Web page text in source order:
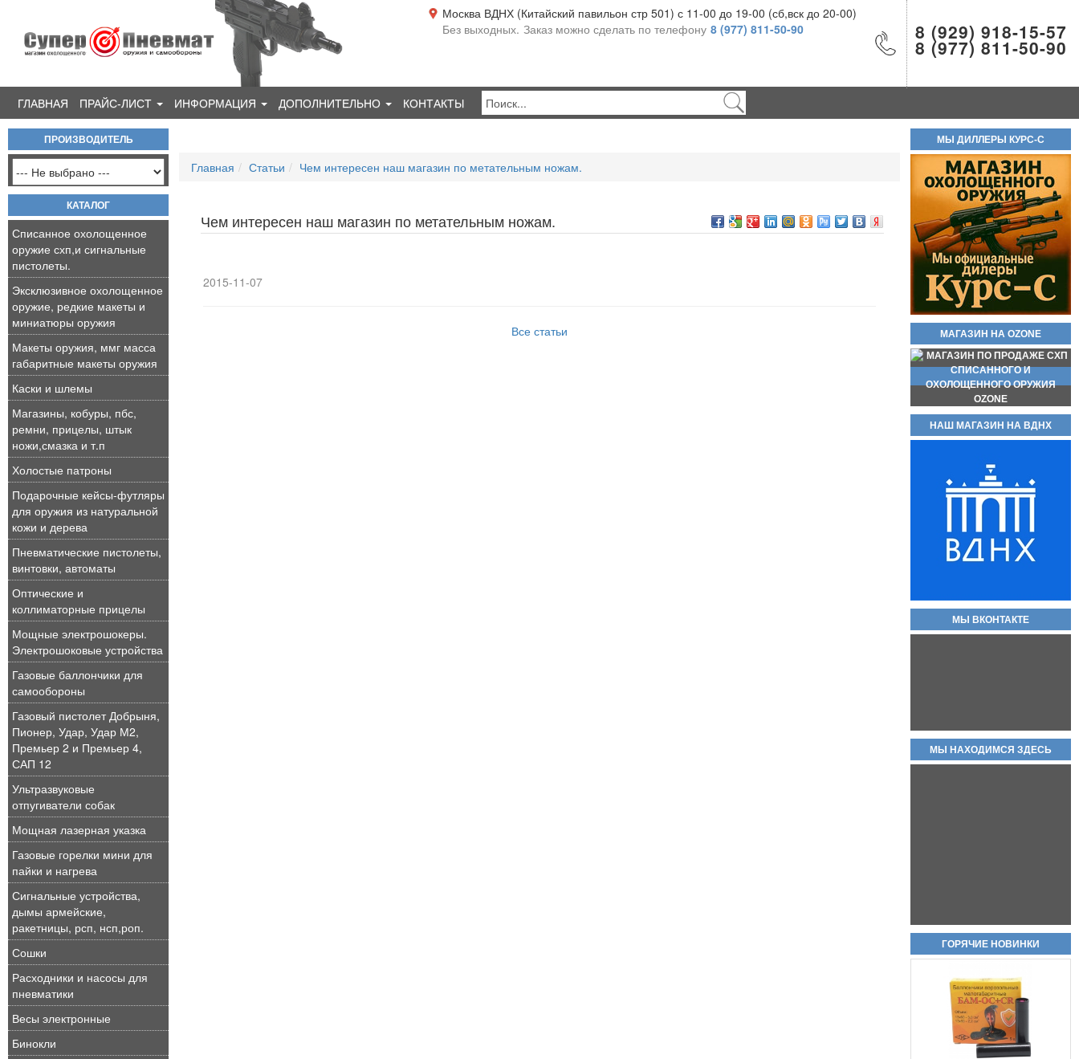
Москва ВДНХ (Китайский павильон стр 501) с 11-00 до 19-00 (сб,вск до 20-00)
Без выходных. Заказ можно сделать по телефону 8 (977) 811-50-90 8 (929) 918-15-57
8 (977) 811-50-90
ГЛАВНАЯ ПРАЙС-ЛИСТ ИНФОРМАЦИЯ ДОПОЛНИТЕЛЬНО КОНТАКТЫ
ПРОИЗВОДИТЕЛЬ
КАТАЛОГ
Списанное охолощенное
оружие схп,и сигнальные
пистолеты.
Эксклюзивное охолощенное
оружие, редкие макеты и
миниатюры оружия
Макеты оружия, ммг масса
габаритные макеты оружия
Каски и шлемы
Магазины, кобуры, пбс,
ремни, прицелы, штык
ножи,смазка и т.п
Холостые патроны
Подарочные кейсы-футляры
для оружия из натуральной
кожи и дерева
Пневматические пистолеты,
винтовки, автоматы
Оптические и
коллиматорные прицелы
Мощные электрошокеры.
Электрошоковые устройства
Газовые баллончики для
самообороны
Газовый пистолет Добрыня,
Пионер, Удар, Удар М2,
Премьер 2 и Премьер 4,
САП 12
Ультразвуковые
отпугиватели собак
Мощная лазерная указка
Газовые горелки мини для
пайки и нагрева
Сигнальные устройства,
дымы армейские,
ракетницы, рсп, нсп,роп.
Сошки
Расходники и насосы для
пневматики
Весы электронные
Бинокли
МЫ ДИЛЛЕРЫ КУРС-С
МАГАЗИН НА OZONE
НАШ МАГАЗИН НА ВДНХ
МЫ ВКОНТАКТЕ
МЫ НАХОДИМСЯ ЗДЕСЬ
ГОРЯЧИЕ НОВИНКИ
Шарики ВВ 500шт 4.5мм
200руб.
Новинка стреляющий револьвер
Бульдог Курс С кал. 5.6/16 КСОИ
ОПТ!! В полном комплекте!
Самовывоз доступен по трем
адресам.
Охолощенный пистолет ПМ
Р-411 СХП В НАЛИЧИИ
80 000руб.
Главная Статьи Чем интересен наш магазин по метательным ножам.
Чем интересен наш магазин по метательным ножам.
2015-11-07
Все статьи